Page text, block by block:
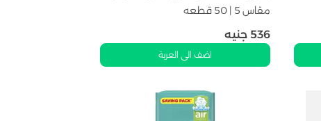
مقاس 5 | 50 قطعه
536 جنيه
اضف الى العربة